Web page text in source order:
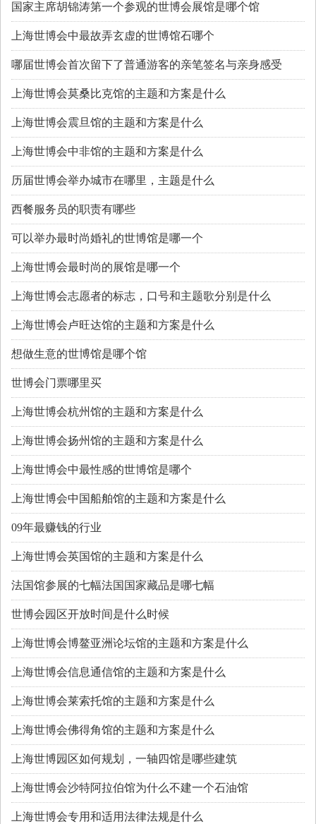
国家主席胡锦涛第一个参观的世博会展馆是哪个馆
上海世博会中最故弄玄虚的世博馆石哪个
哪届世博会首次留下了普通游客的亲笔签名与亲身感受
上海世博会莫桑比克馆的主题和方案是什么
上海世博会震旦馆的主题和方案是什么
上海世博会中非馆的主题和方案是什么
历届世博会举办城市在哪里，主题是什么
西餐服务员的职责有哪些
可以举办最时尚婚礼的世博馆是哪一个
上海世博会最时尚的展馆是哪一个
上海世博会志愿者的标志，口号和主题歌分别是什么
上海世博会卢旺达馆的主题和方案是什么
想做生意的世博馆是哪个馆
世博会门票哪里买
上海世博会杭州馆的主题和方案是什么
上海世博会扬州馆的主题和方案是什么
上海世博会中最性感的世博馆是哪个
上海世博会中国船舶馆的主题和方案是什么
09年最赚钱的行业
上海世博会英国馆的主题和方案是什么
法国馆参展的七幅法国国家藏品是哪七幅
世博会园区开放时间是什么时候
上海世博会博鳌亚洲论坛馆的主题和方案是什么
上海世博会信息通信馆的主题和方案是什么
上海世博会莱索托馆的主题和方案是什么
上海世博会佛得角馆的主题和方案是什么
上海世博园区如何规划，一轴四馆是哪些建筑
上海世博会沙特阿拉伯馆为什么不建一个石油馆
上海世博会专用和适用法律法规是什么